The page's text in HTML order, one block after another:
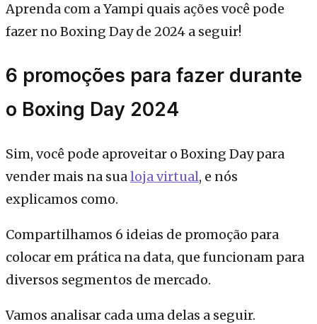
Aprenda com a Yampi quais ações você pode
fazer no Boxing Day de 2024 a seguir!
6 promoções para fazer durante
o Boxing Day 2024
Sim, você pode aproveitar o Boxing Day para
vender mais na sualoja virtual, e nós
explicamos como.
Compartilhamos 6 ideias de promoção para
colocar em prática na data, que funcionam para
diversos segmentos de mercado.
Vamos analisar cada uma delas a seguir.